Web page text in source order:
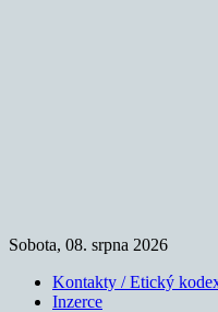
Sobota, 08. srpna 2026
Kontakty / Etický
Inzerce